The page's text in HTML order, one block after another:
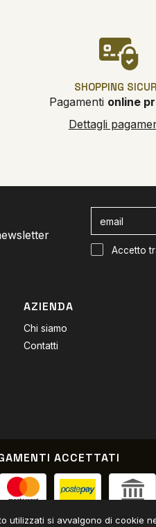
SHOPPING
Pagamenti online
Dettagli
Accetto
AZIENDA
Chi siamo
Contatti
ACCETTATI
di credito / Contrassegno /
utilizzati si avvalgono di cookie